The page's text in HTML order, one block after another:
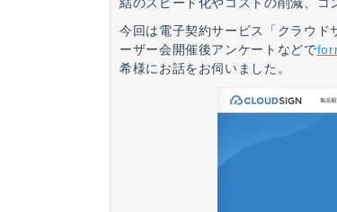
今回は電子契約サービス「クラウ
ーザー会開催後アンケートなどで
希様にお話をお伺いました。